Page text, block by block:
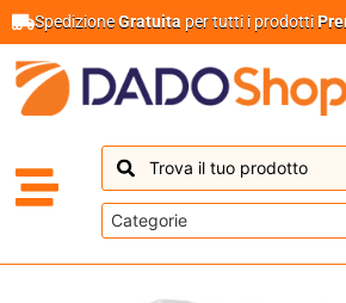
SpedizioneGratuita per tutti i prodotti